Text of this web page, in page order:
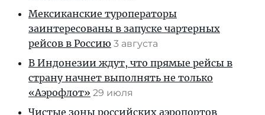
Мексиканские туроператоры
заинтересованы в запуске чартерных
рейсов в Россию 3 августа
В Индонезии ждут, что прямые рейсы в
страну начнет выполнять не только
«Аэрофлот» 29 июля
Чистые зоны российских аэропортов